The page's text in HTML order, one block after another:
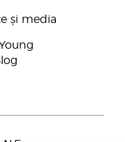
și media